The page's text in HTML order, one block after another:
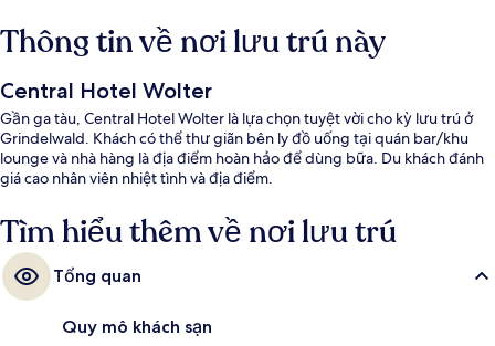
Thông tin về nơi lưu trú này
Central Hotel Wolter
Gần ga tàu, Central Hotel Wolter là lựa chọn tuyệt vời cho kỳ lưu trú ở
Grindelwald. Khách có thể thư giãn bên ly đồ uống tại quán bar/khu
lounge và nhà hàng là địa điểm hoàn hảo để dùng bữa. Du khách đánh
giá cao nhân viên nhiệt tình và địa điểm.
Tìm hiểu thêm về nơi lưu trú
Tổng quan
Quy mô khách sạn